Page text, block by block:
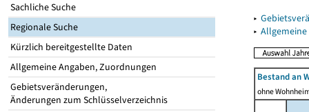
Sachliche Suche
Regionale Suche
Kürzlich bereitgestellte Daten
Allgemeine Angaben, Zuordnungen
Gebietsveränderungen,
Änderungen zum Schlüsselverzeichnis
▸
▸
Bestand an
ohne